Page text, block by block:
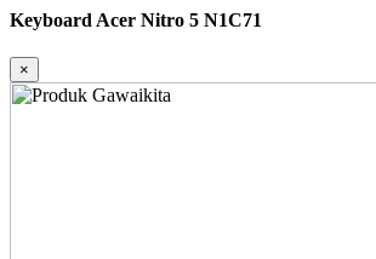
Keyboard Acer Nitro 5 N1C71
×